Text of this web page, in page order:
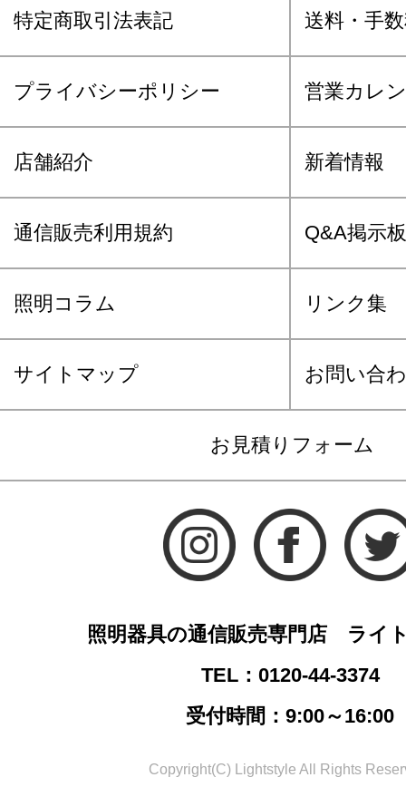
特定商取引法表記 送料・手
プライバシーポリシー 営業カレ
店舗紹介 新着情報
通信販売利用規約 Q&A掲示板
照明コラム リンク集
サイトマップ お問い合
お見積りフォーム
照明器具の通信販売専門店 ライ
TEL：0120-44-3374
受付時間：9:00～16:00
Copyright(C) Lightstyle All Rights